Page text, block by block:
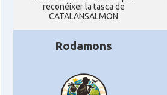
reconéixer la tasca de
CATALANSALMON
Rodamons